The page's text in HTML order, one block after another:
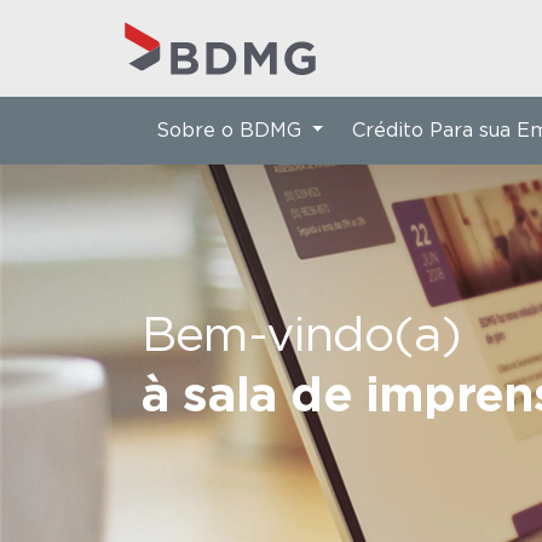
Bem-vindo(a)
à sala de
Sobre o BDMG Crédito Para sua